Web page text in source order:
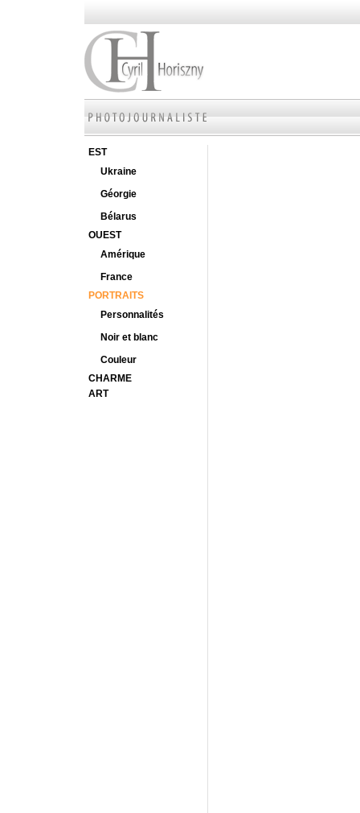
EST
Ukraine
Géorgie
Bélarus
OUEST
Amérique
France
PORTRAITS
Personnalités
Noir et blanc
Couleur
CHARME
ART